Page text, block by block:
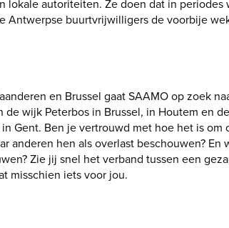
lokale autoriteiten. Ze doen dat in periodes
Antwerpse buurtvrijwilligers de voorbije
en Brussel gaat SAAMO op zoek
wijk Peterbos in Brussel, in Houtem en de
Gent. Ben je vertrouwd met hoe het is om
anderen hen als overlast beschouwen? En
Zie jij snel het verband tussen een
misschien iets voor jou.